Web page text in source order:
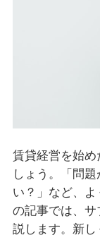
賃貸経営を始
しょう。「問
い？」など、
の記事では、
説します。新